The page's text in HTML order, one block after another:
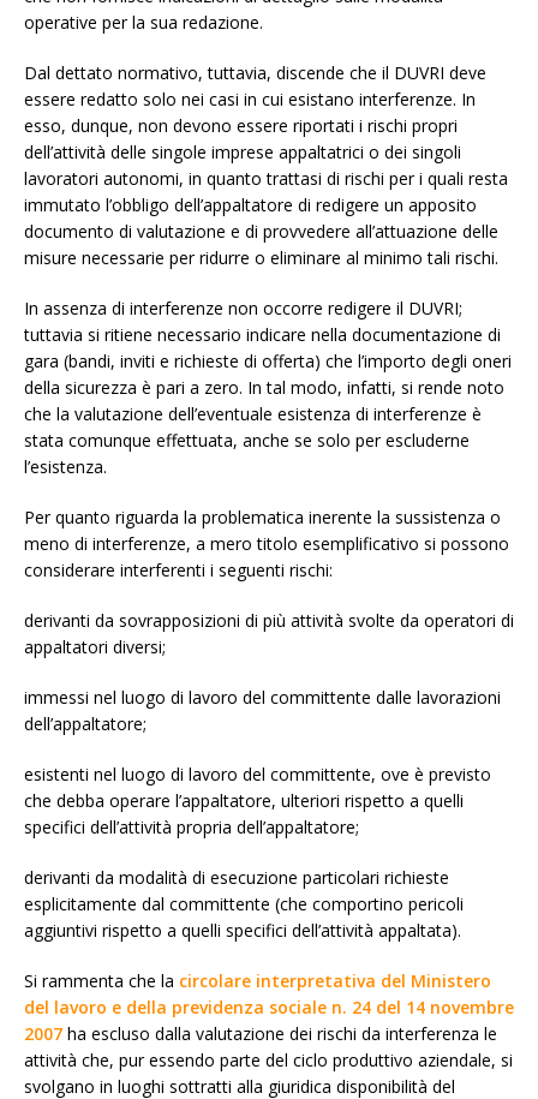
operative per la sua redazione.
Dal dettato normativo, tuttavia, discende che il DUVRI deve
essere redatto solo nei casi in cui esistano interferenze. In
esso, dunque, non devono essere riportati i rischi propri
dell’attività delle singole imprese appaltatrici o dei singoli
lavoratori autonomi, in quanto trattasi di rischi per i quali resta
immutato l’obbligo dell’appaltatore di redigere un apposito
documento di valutazione e di provvedere all’attuazione delle
misure necessarie per ridurre o eliminare al minimo tali rischi.
In assenza di interferenze non occorre redigere il DUVRI;
tuttavia si ritiene necessario indicare nella documentazione di
gara (bandi, inviti e richieste di offerta) che l’importo degli oneri
della sicurezza è pari a zero. In tal modo, infatti, si rende noto
che la valutazione dell’eventuale esistenza di interferenze è
stata comunque effettuata, anche se solo per escluderne
l’esistenza.
Per quanto riguarda la problematica inerente la sussistenza o
meno di interferenze, a mero titolo esemplificativo si possono
considerare interferenti i seguenti rischi:
derivanti da sovrapposizioni di più attività svolte da operatori di
appaltatori diversi;
immessi nel luogo di lavoro del committente dalle lavorazioni
dell’appaltatore;
esistenti nel luogo di lavoro del committente, ove è previsto
che debba operare l’appaltatore, ulteriori rispetto a quelli
specifici dell’attività propria dell’appaltatore;
derivanti da modalità di esecuzione particolari richieste
esplicitamente dal committente (che comportino pericoli
aggiuntivi rispetto a quelli specifici dell’attività appaltata).
Si rammenta che la circolare interpretativa del Ministero
del lavoro e della previdenza sociale n. 24 del 14 novembre
2007 ha escluso dalla valutazione dei rischi da interferenza le
attività che, pur essendo parte del ciclo produttivo aziendale, si
svolgano in luoghi sottratti alla giuridica disponibilità del